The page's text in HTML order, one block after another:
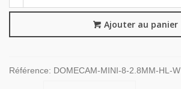
Ajouter au panier
Référence: DOMECAM-MINI-8-2.8MM-HL-W